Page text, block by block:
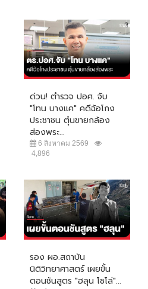
ด่วน! ตำรวจ ปอศ. จับ
"โทน บางแค" คดีฉ้อโกง
ประชาชน ตุ๋นขายกล้อง
ส่องพระ...
6 สิงหาคม 2569
4,896
รอง ผอ.สถาบัน
นิติวิทยาศาสตร์ เผยขั้น
ตอนชันสูตร "ฮลุน โซโล่"...